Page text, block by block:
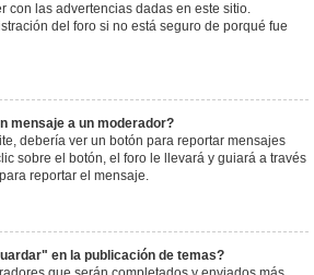
con las advertencias dadas en este sitio.
del foro si no está seguro de porqué fue
mensaje a un moderador?
debería ver un botón para reportar mensajes
sobre el botón, el foro le llevará y guiará a través
reportar el mensaje.
en la publicación de temas?